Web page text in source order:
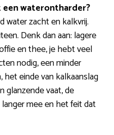
waterontharder?
water zacht en kalkvrij.
Denk dan aan: lagere
en thee, je hebt veel
nodig, een minder
einde van kalkaanslag
glanzende vaat, de
mee en het feit dat